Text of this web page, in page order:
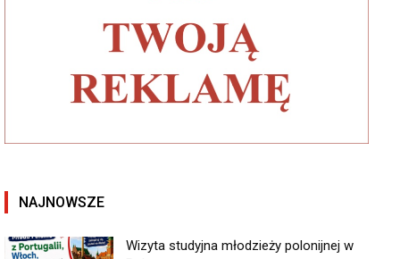
NAJNOWSZE
Wizyta studyjna młodzieży polonijnej w